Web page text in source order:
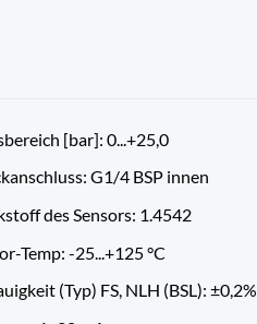
[bar]: 0...+25,0
G1/4 BSP innen
des Sensors: 1.4542
Temp: -25...+125 °C
(Typ) FS, NLH (BSL): ±0,2%